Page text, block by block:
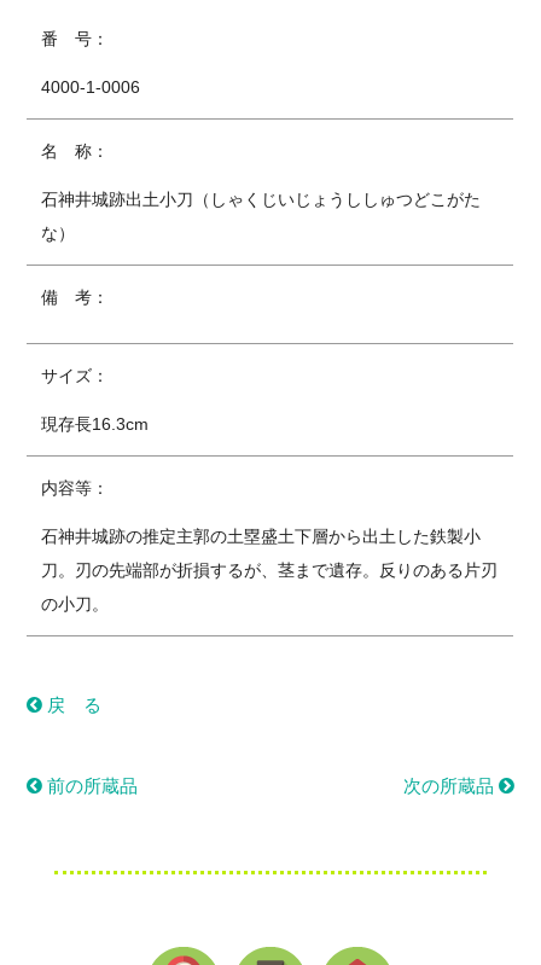
番 号：
4000-1-0006
名 称：
石神井城跡出土小刀（しゃくじいじょうししゅつどこがた
な）
備 考：
サイズ：
現存長16.3cm
内容等：
石神井城跡の推定主郭の土塁盛土下層から出土した鉄製小
刀。刃の先端部が折損するが、茎まで遺存。反りのある片刃
の小刀。
戻 る
前の所蔵品 次の所蔵品